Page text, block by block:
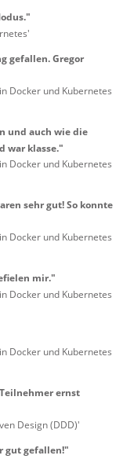
gefallen. Gregor
Docker und Kubernetes
und auch wie die
war klasse."
Docker und Kubernetes
sehr gut! So konnte
Docker und Kubernetes
mir."
Docker und Kubernetes
Docker und Kubernetes
ernst
Design (DDD)'
gut gefallen!"